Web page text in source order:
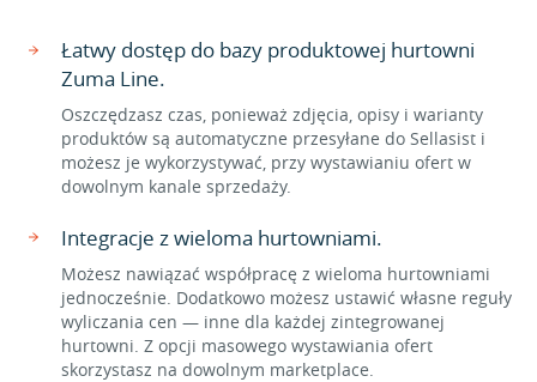
Łatwy dostęp do bazy produktowej hurtowni
Zuma Line.
Oszczędzasz czas, ponieważ zdjęcia, opisy i warianty
produktów są automatyczne przesyłane do Sellasist i
możesz je wykorzystywać, przy wystawianiu ofert w
dowolnym kanale sprzedaży.
Integracje z wieloma hurtowniami.
Możesz nawiązać współpracę z wieloma hurtowniami
jednocześnie. Dodatkowo możesz ustawić własne reguły
wyliczania cen — inne dla każdej zintegrowanej
hurtowni. Z opcji masowego wystawiania ofert
skorzystasz na dowolnym marketplace.